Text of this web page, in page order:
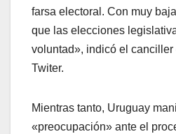
farsa electoral. Con muy
que las elecciones
voluntad», indicó el canciller
Twiter.
Mientras tanto, Uruguay
«preocupación» ante el